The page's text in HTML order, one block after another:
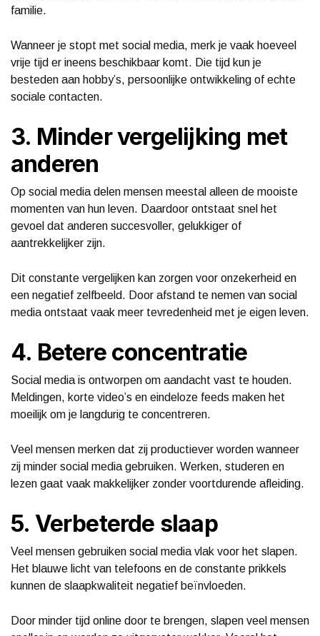
familie.
Wanneer je stopt met social media, merk je vaak hoeveel
vrije tijd er ineens beschikbaar komt. Die tijd kun je
besteden aan hobby’s, persoonlijke ontwikkeling of echte
sociale contacten.
3. Minder vergelijking met
anderen
Op social media delen mensen meestal alleen de mooiste
momenten van hun leven. Daardoor ontstaat snel het
gevoel dat anderen succesvoller, gelukkiger of
aantrekkelijker zijn.
Dit constante vergelijken kan zorgen voor onzekerheid en
een negatief zelfbeeld. Door afstand te nemen van social
media ontstaat vaak meer tevredenheid met je eigen leven.
4. Betere concentratie
Social media is ontworpen om aandacht vast te houden.
Meldingen, korte video’s en eindeloze feeds maken het
moeilijk om je langdurig te concentreren.
Veel mensen merken dat zij productiever worden wanneer
zij minder social media gebruiken. Werken, studeren en
lezen gaat vaak makkelijker zonder voortdurende afleiding.
5. Verbeterde slaap
Veel mensen gebruiken social media vlak voor het slapen.
Het blauwe licht van telefoons en de constante prikkels
kunnen de slaapkwaliteit negatief beïnvloeden.
Door minder tijd online door te brengen, slapen veel mensen